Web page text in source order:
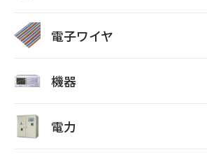
電子ワイヤ
機器
電力